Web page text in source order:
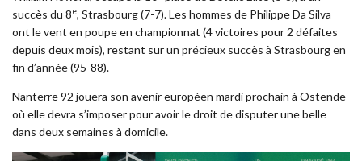
succès du 8e, Strasbourg (7-7). Les hommes de Philippe Da Silva
ont le vent en poupe en championnat (4 victoires pour 2 défaites
depuis deux mois), restant surun précieux succès à Strasbourg en
fin d’année(95-88).
Nanterre 92 jouera son avenir européen mardi prochain à Ostende
où elle devra s’imposer pour avoir le droit de disputer une belle
dans deux semaines à domicile.